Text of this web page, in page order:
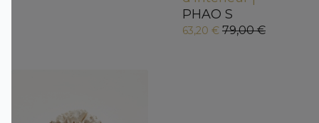
PHAO S
63,20 € 79,00 €